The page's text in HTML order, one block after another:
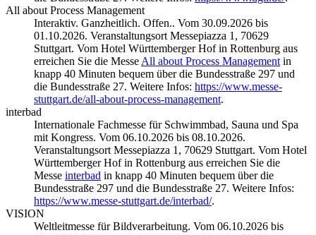
All about Process Management
Interaktiv. Ganzheitlich. Offen.. Vom 30.09.2026 bis
01.10.2026. Veranstaltungsort Messepiazza 1, 70629
Stuttgart. Vom Hotel Württemberger Hof in Rottenburg aus
erreichen Sie die Messe All about Process Management in
knapp 40 Minuten bequem über die Bundesstraße 297 und
die Bundesstraße 27. Weitere Infos: https://www.messe-
stuttgart.de/all-about-process-management.
interbad
Internationale Fachmesse für Schwimmbad, Sauna und Spa
mit Kongress. Vom 06.10.2026 bis 08.10.2026.
Veranstaltungsort Messepiazza 1, 70629 Stuttgart. Vom Hotel
Württemberger Hof in Rottenburg aus erreichen Sie die
Messe interbad in knapp 40 Minuten bequem über die
Bundesstraße 297 und die Bundesstraße 27. Weitere Infos:
https://www.messe-stuttgart.de/interbad/.
VISION
Weltleitmesse für Bildverarbeitung. Vom 06.10.2026 bis